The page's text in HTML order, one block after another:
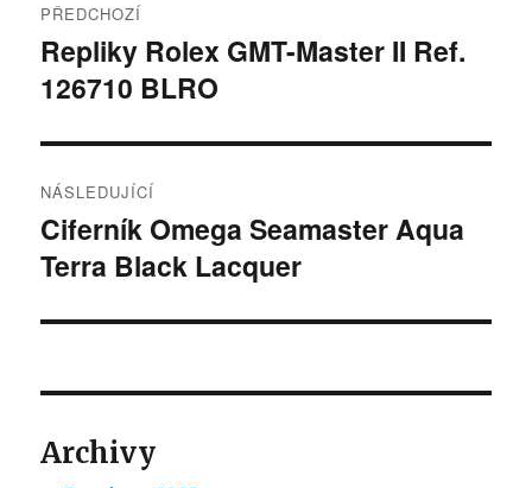
pro
příspěvek
PŘEDCHOZÍ
Předchozí
příspěvek:
Repliky Rolex GMT-Master II Ref.
126710 BLRO
NÁSLEDUJÍCÍ
Následující
příspěvek:
Ciferník Omega Seamaster Aqua
Terra Black Lacquer
Archivy